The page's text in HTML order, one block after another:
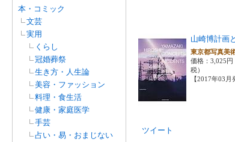
本・コミック
文芸
実用
くらし
冠婚葬祭
生き方・人生論
美容・ファッション
料理・食生活
健康・家庭医学
手芸
占い・易・おまじない
山崎博計画
東京都写真
価格：3,025円
税）
【2017年03月
ツイート